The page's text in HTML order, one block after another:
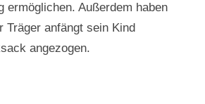
ermöglichen. Außerdem haben
anfängt sein Kind
angezogen.